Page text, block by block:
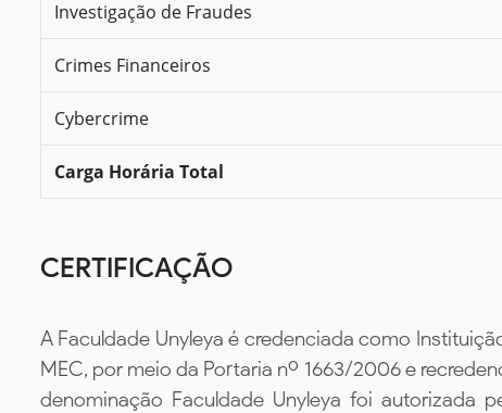
Investigação de Fraudes
Crimes Financeiros
Cybercrime
Carga Horária Total
CERTIFICAÇÃO
A Faculdade Unyleya é credenciada como
MEC, por meio da Portaria nº 1663/2006 e
denominação Faculdade Unyleya foi